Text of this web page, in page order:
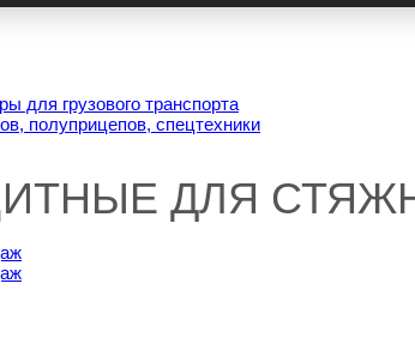
для грузового транспорта
полуприцепов, спецтехники
ДЛЯ